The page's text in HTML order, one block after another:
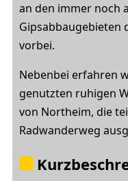
an den immer noch
Gipsabbaugebieten
vorbei.
Nebenbei erfahren
genutzten ruhigen
von Northeim, die
Radwanderweg